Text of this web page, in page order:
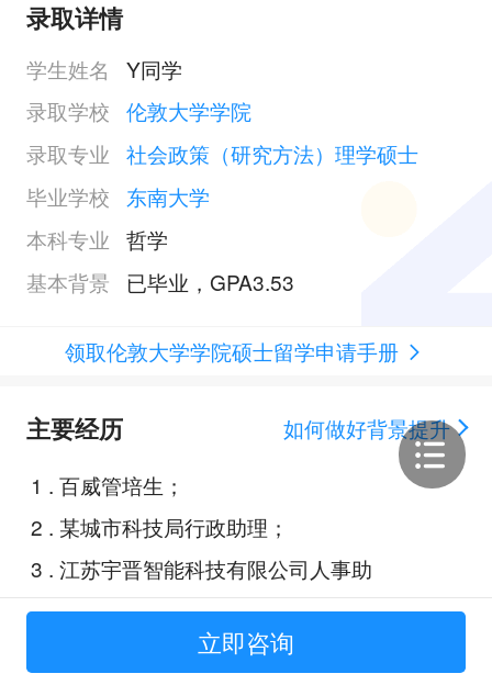
录取详情
学生姓名
Y同学
录取学校 伦敦大学学院
录取专业 社会政策（研究方法）理学硕士
毕业学校
东南大学
本科专业 哲学
基本背景
已毕业，GPA3.53
领取伦敦大学学院硕士留学申请手册
主要经历
如何做好背景提升
1 . 百威管培生；
2 . 某城市科技局行政助理；
3 . 江苏宇晋智能科技有限公司人事助
理；
立即咨询